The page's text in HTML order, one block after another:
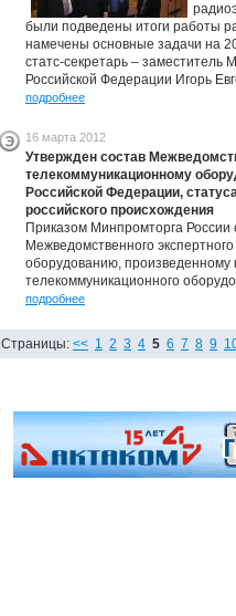
были подведены итоги работы
намечены основные задачи на
статс-секретарь –
Российской Федерации Игорь
подробнее
16 марта 2012
Утвержден состав
телекоммуникационному
Российской Федерации,
российского происхождения
Приказом Минпромторга России
Межведомственного
оборудованию, произведенному
телекоммуникационного
подробнее
Страницы: << 1 2 3 4 5 6 7 8 9